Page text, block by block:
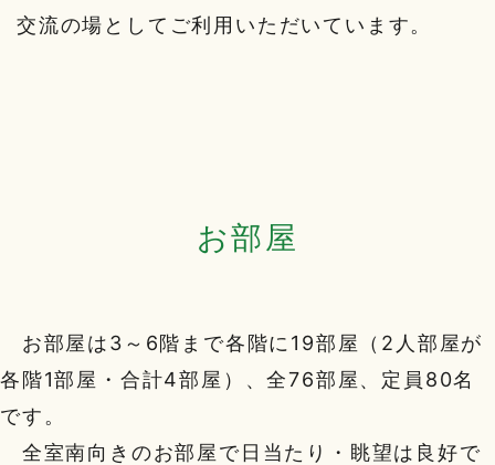
交流の場としてご利用いただいています。
お部屋
お部屋は3～6階まで各階に19部屋（2人部屋が
各階1部屋・合計4部屋）、全76部屋、定員80名
です。
全室南向きのお部屋で日当たり・眺望は良好で